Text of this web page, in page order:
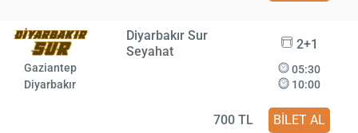
Diyarbakır Sur
Seyahat
2+1
Gaziantep
Diyarbakır
05:30
10:00
700 TL BİLET AL